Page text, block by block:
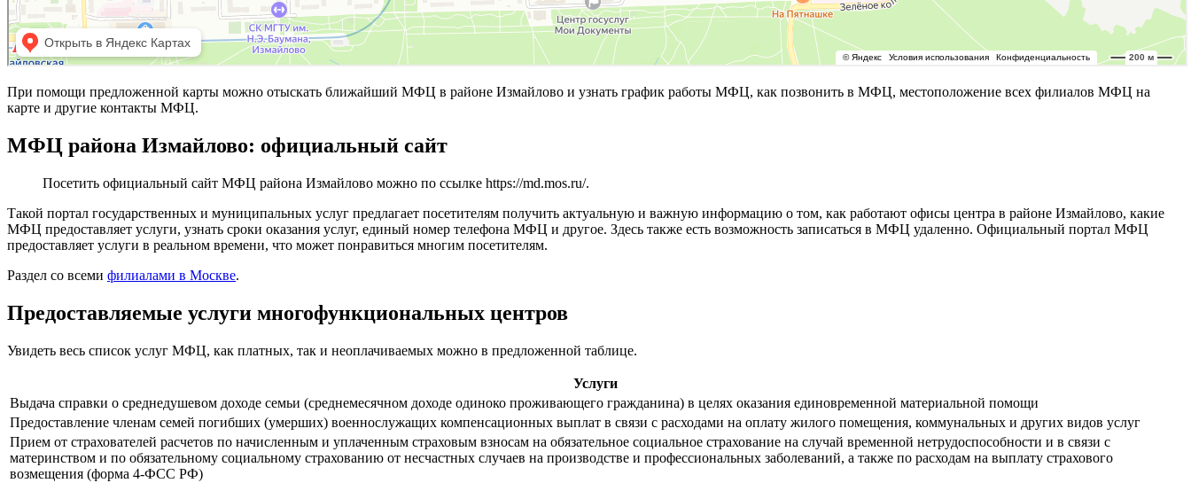
При помощи предложенной карты можно отыскать ближайший МФЦ в районе Измайлово и узнать график работы МФЦ, как позвонить в МФЦ, местоположение всех филиалов МФЦ на
карте и другие контакты МФЦ.
МФЦ района Измайлово: официальный сайт
Посетить официальный сайт МФЦ района Измайлово можно по ссылке https://md.mos.ru/.
Такой портал государственных и муниципальных услуг предлагает посетителям получить актуальную и важную информацию о том, как работают офисы центра в районе Измайлово, какие
МФЦ предоставляет услуги, узнать сроки оказания услуг, единый номер телефона МФЦ и другое. Здесь также есть возможность записаться в МФЦ удаленно. Официальный портал МФЦ
предоставляет услуги в реальном времени, что может понравиться многим посетителям.
Раздел со всеми филиалами в Москве.
Предоставляемые услуги многофункциональных центров
Увидеть весь список услуг МФЦ, как платных, так и неоплачиваемых можно в предложенной таблице.
Услуги
Выдача справки о среднедушевом доходе семьи (среднемесячном доходе одиноко проживающего гражданина) в целях оказания единовременной материальной помощи
Предоставление членам семей погибших (умерших) военнослужащих компенсационных выплат в связи с расходами на оплату жилого помещения, коммунальных и других видов услуг
Прием от страхователей расчетов по начисленным и уплаченным страховым взносам на обязательное социальное страхование на случай временной нетрудоспособности и в связи с
материнством и по обязательному социальному страхованию от несчастных случаев на производстве и профессиональных заболеваний, а также по расходам на выплату страхового
возмещения (форма 4-ФСС РФ)